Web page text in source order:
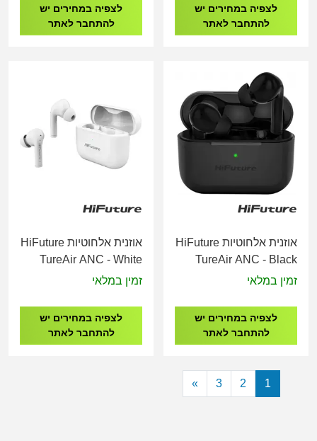
לצפיה במחירים יש
להתחבר לאתר
לצפיה במחירים יש
להתחבר לאתר
אוזנית אלחוטיות HiFuture
TureAir ANC - Black
זמין במלאי
לצפיה במחירים יש
להתחבר לאתר
אוזנית אלחוטיות HiFuture
TureAir ANC - White
זמין במלאי
לצפיה במחירים יש
להתחבר לאתר
1
2
3
»